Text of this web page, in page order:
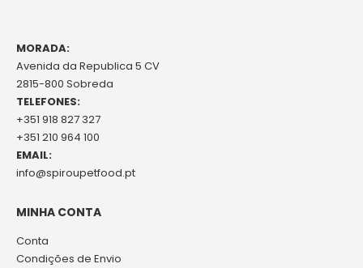
MORADA:
Avenida da Republica 5 CV
2815-800 Sobreda
TELEFONES:
+351 918 827 327
+351 210 964 100
EMAIL:
info@spiroupetfood.pt
MINHA CONTA
Conta
Condições de Envio